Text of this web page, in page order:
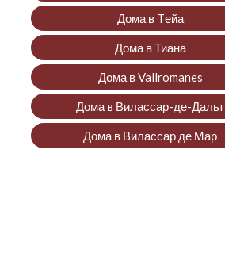
Дома в Tейа
Дома в Тиана
Дома в Vallromanes
Дома в Вилассар-де-Дальт
Дома в Вилассар де Мар